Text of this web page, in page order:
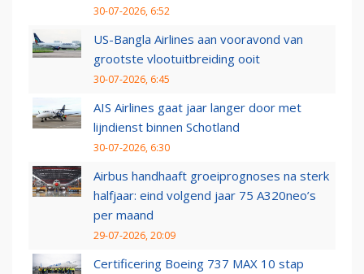
30-07-2026, 6:52
US-Bangla Airlines aan vooravond van
grootste vlootuitbreiding ooit
30-07-2026, 6:45
AIS Airlines gaat jaar langer door met
lijndienst binnen Schotland
30-07-2026, 6:30
Airbus handhaaft groeiprognoses na sterk
halfjaar: eind volgend jaar 75 A320neo’s
per maand
29-07-2026, 20:09
Certificering Boeing 737 MAX 10 stap